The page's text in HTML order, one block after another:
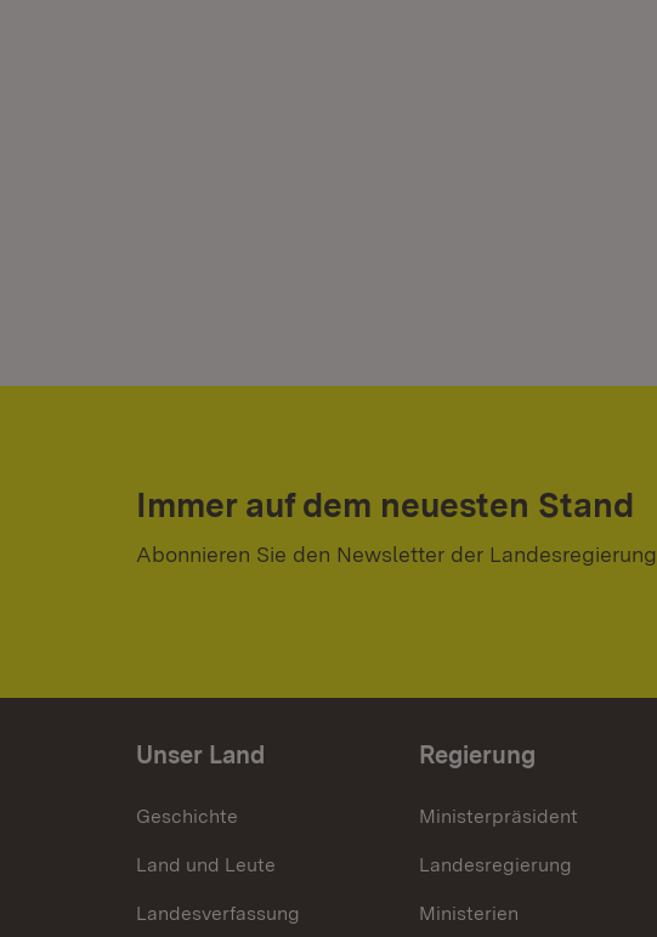
Immer auf dem neuesten Stand
Abonnieren Sie den Newsletter der Landesregierung.
Unser Land
Geschichte
Land und Leute
Landesverfassung
Regierung
Ministerpräsident
Landesregierung
Ministerien